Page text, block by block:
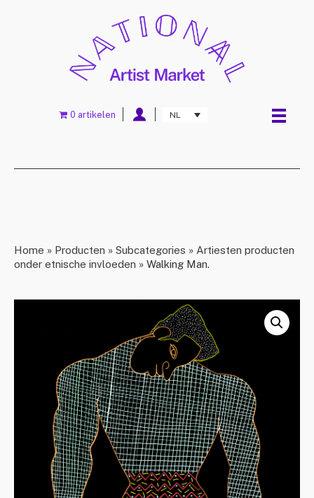
NL
0 artikelen
Home » Producten » Subcategories » Artiesten producten
onder etnische invloeden » Walking Man.